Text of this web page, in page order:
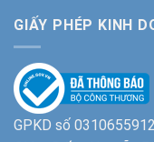
GIẤY PHÉP KINH
GPKD số